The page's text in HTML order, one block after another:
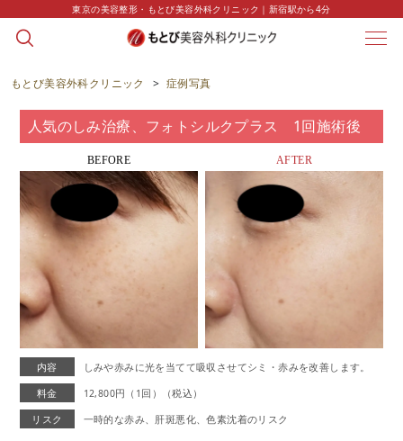
東京の美容整形・もとび美容外科クリニック｜新宿駅から4分
CASE
症例写真
もとび美容外科クリニック > 症例写真
人気のしみ治療、フォトシルクプラス 1回施術後
BEFORE AFTER
内容 しみや赤みに光を当てて吸収させてシミ・赤みを改善します。
料金 12,800円（1回）（税込）
リスク 一時的な赤み、肝斑悪化、色素沈着のリスク